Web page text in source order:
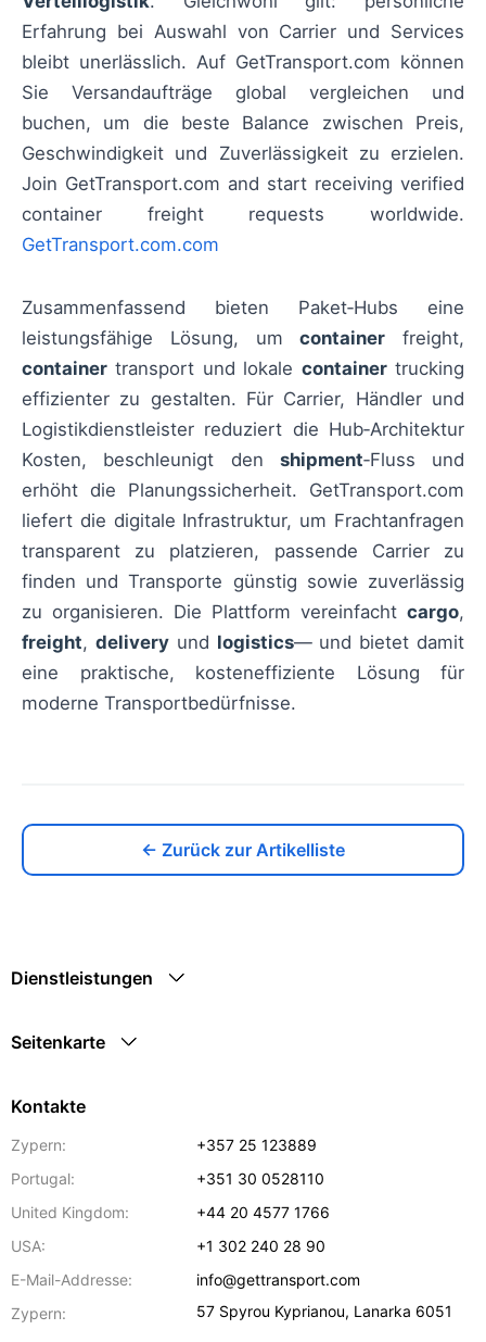
Erfahrung bei Auswahl von Carrier und Services
bleibt unerlässlich. Auf GetTransport.com können
Sie Versandaufträge global vergleichen und
buchen, um die beste Balance zwischen Preis,
Geschwindigkeit und Zuverlässigkeit zu erzielen.
Join GetTransport.com and start receiving verified
container freight requests worldwide.
GetTransport.com.com
Zusammenfassend bieten Paket‑Hubs eine
leistungsfähige Lösung, umcontainer freight,
container transport und lokale containertrucking
effizienter zu gestalten. Für Carrier, Händler und
Logistikdienstleister reduziert die Hub‑Architektur
Kosten, beschleunigt den shipment‑Fluss und
erhöht die Planungssicherheit. GetTransport.com
liefert die digitale Infrastruktur, um Frachtanfragen
transparent zu platzieren, passende Carrier zu
finden und Transporte günstig sowie zuverlässig
zu organisieren. Die Plattform vereinfacht cargo,
freight, deliveryund logistics— und bietet damit
eine praktische, kosteneffiziente Lösung für
moderne Transportbedürfnisse.
← Zurück zur Artikelliste
Dienstleistungen
Seitenkarte
Kontakte
Zypern:
+357 25 123889
Portugal:
+351 30 0528110
United Kingdom:
+44 20 4577 1766
USA:
+1 302 240 28 90
E-Mail-Addresse:
info@gettransport.com
Zypern:
57 Spyrou Kyprianou, Lanarka 6051